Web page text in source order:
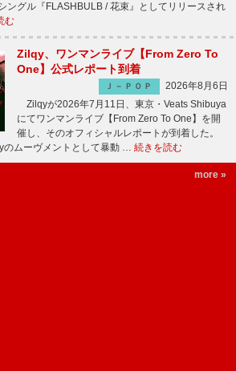
ングル『FLASHBULB / 花束』としてリリースされ
む
Zilqy、ワンマンライブ【From Zero To
One】公式レポート到着
Ｊ－ＰＯＰ
2026年8月6日
Zilqyが2026年7月11日、東京・Veats Shibuya
にてワンマンライブ【From Zero To One】を開
催し、そのオフィシャルレポートが到着した。
ムーヴメントとして暴動 … 続きを読む
more »